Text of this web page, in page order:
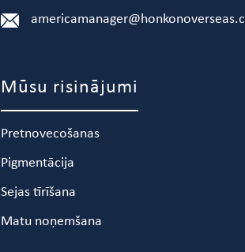
Mūsu risinājumi
Pretnovecošanas
Pigmentācija
Sejas tīrīšana
Matu noņemšana